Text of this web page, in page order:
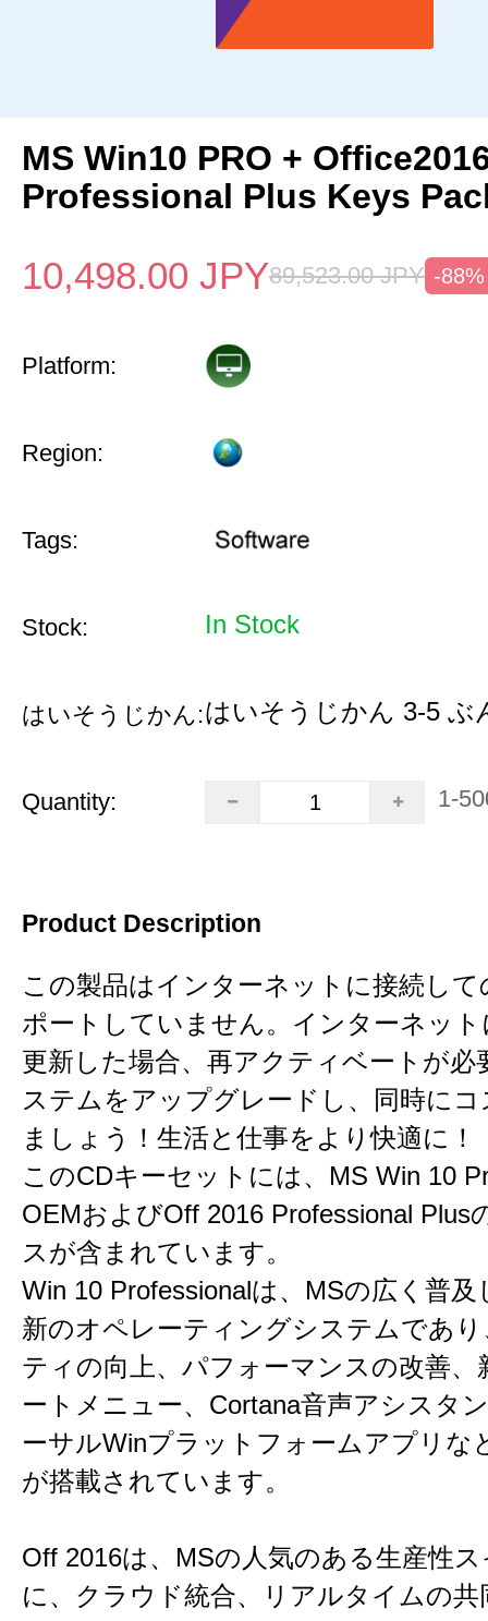
MS Win10 PRO +
Professional Plus Keys
10,498.00 JPY89,523.00 JPY -88%
Platform:
Region:
Tags:
Stock: In Stock
はいそうじかん:はいそうじかん 3-5 ぶ
Quantity: 1-
Product Description
この製品はインターネットに接続して
ポートしていません。インターネッ
更新した場合、再アクティベートが必
ステムをアップグレードし、同時に
ましょう！生活と仕事をより快適に！
このCDキーセットには、MS Win 10
OEMおよびOff 2016 Professional Plus
スが含まれています。
Win 10 Professionalは、MSの広く普
新のオペレーティングシステムであ
ティの向上、パフォーマンスの改善、
ートメニュー、Cortana音声アシスタ
ーサルWinプラットフォームアプリな
が搭載されています。
Off 2016は、MSの人気のある生産性
に、クラウド統合、リアルタイムの共